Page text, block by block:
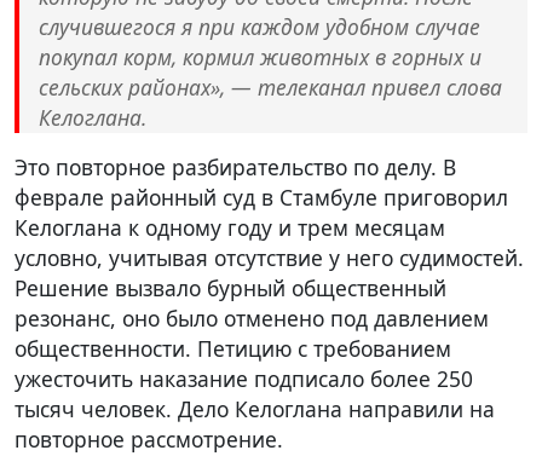
случившегося я при каждом удобном случае
покупал корм, кормил животных в горных и
сельских районах», — телеканал привел слова
Келоглана.
Это повторное разбирательство по делу. В
феврале районный суд в Стамбуле приговорил
Келоглана к одному году и трем месяцам
условно, учитывая отсутствие у него судимостей.
Решение вызвало бурный общественный
резонанс, оно было отменено под давлением
общественности. Петицию с требованием
ужесточить наказание подписало более 250
тысяч человек. Дело Келоглана направили на
повторное рассмотрение.